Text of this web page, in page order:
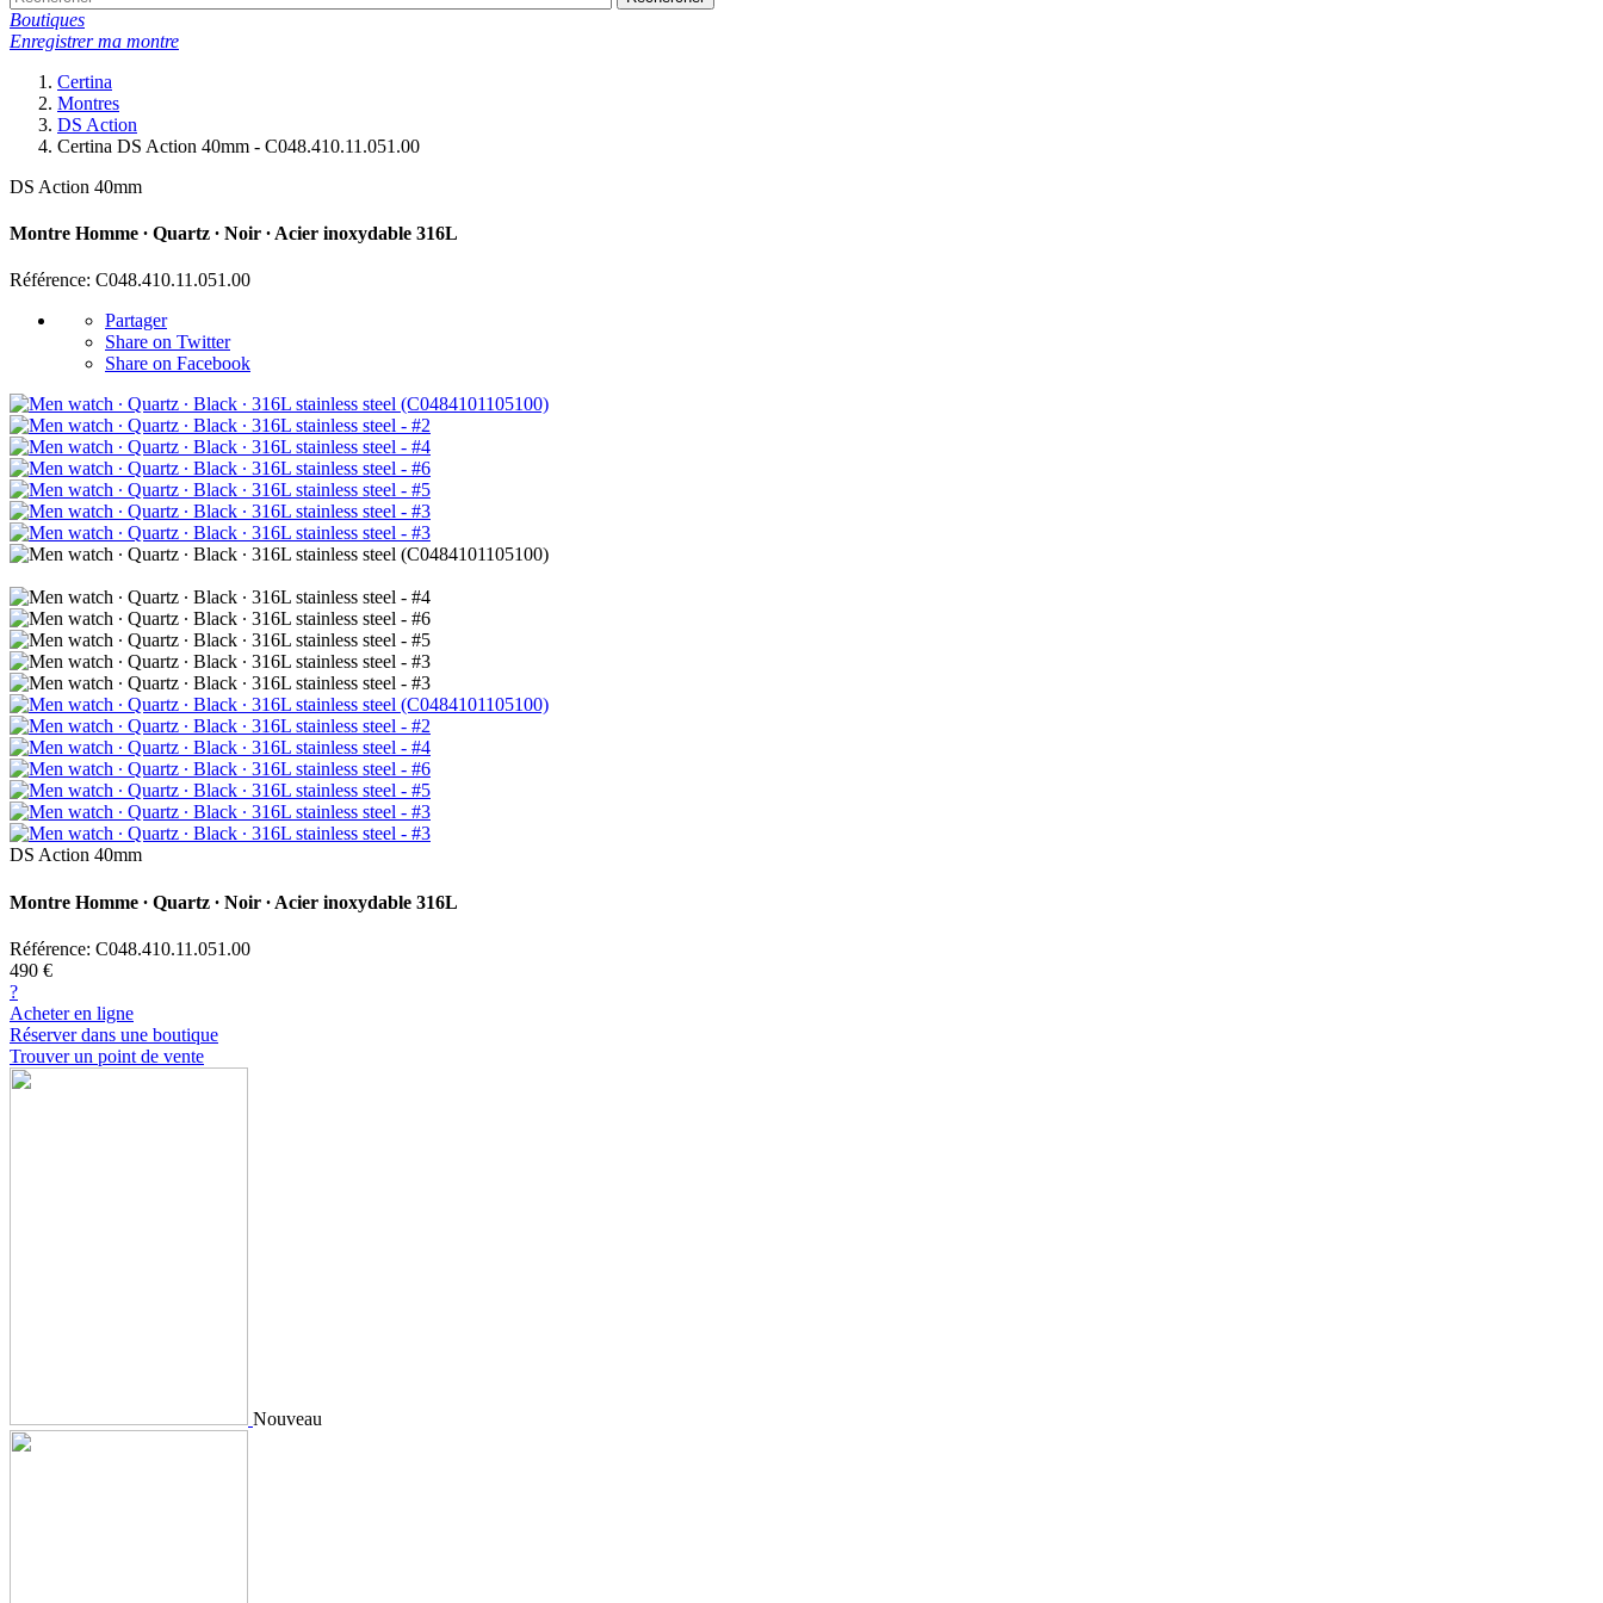
Boutiques
Enregistrer ma montre
Certina
Montres
DS Action
Certina DS Action 40mm - C048.410.11.051.00
DS Action 40mm
Montre Homme ∙ Quartz ∙ Noir ∙ Acier inoxydable 316L
Référence: C048.410.11.051.00
Partager
Share on Twitter
Share on Facebook
DS Action 40mm
Montre Homme ∙ Quartz ∙ Noir ∙ Acier inoxydable 316L
Référence: C048.410.11.051.00
490 €
?
Acheter en ligne
Réserver dans une boutique
Trouver un point de vente
Nouveau